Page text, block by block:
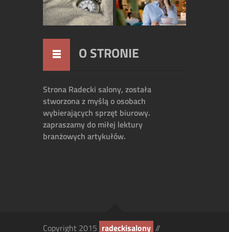
O STRONIE
Strona Radecki salony, została
stworzona z myślą o osobach
wybierających sprzęt biurowy.
zapraszamy do miłej lektury
branżowych artykułów.
Copyright 2015 radeckisalony //